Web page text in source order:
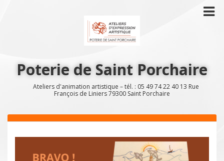
Poterie de Saint Porchaire
Ateliers d'animation artistique – tél. : 05 49 74 22 40 13 Rue
François de Liniers 79300 Saint Porchaire